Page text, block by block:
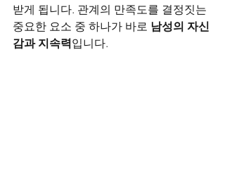
받게 됩니다. 관계의 만족도를 결정짓는
중요한 요소 중 하나가 바로 남성의 자신
감과 지속력입니다.